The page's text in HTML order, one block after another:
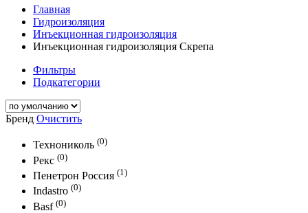
Главная
Гидроизоляция
Инъекционная гидроизоляция
Инъекционная гидроизоляция Скрепа
Фильтры
Подкатегории
Бренд Очистить
Технониколь (0)
Рекс (0)
Пенетрон Россия (1)
Indastro (0)
Basf (0)